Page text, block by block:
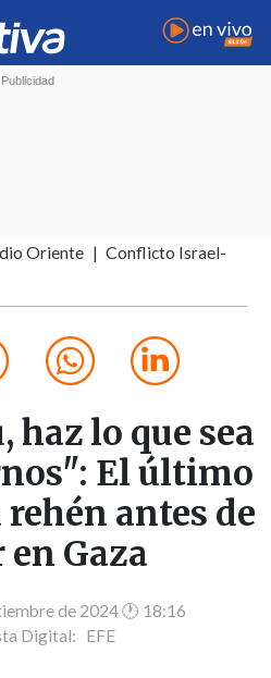
Oriente
Conflicto Israel-
haz lo que sea
El último
antes de
Gaza
de 2024 🕐 18:16
Digital: EFE